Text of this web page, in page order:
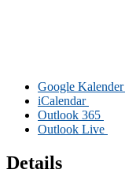
Goog­le Kalender
iCalendar
Out­look 365
Out­look Live
Details